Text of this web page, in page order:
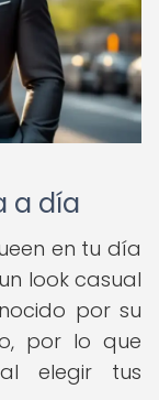
a día
en tu día
look casual
por su
por lo que
elegir tus